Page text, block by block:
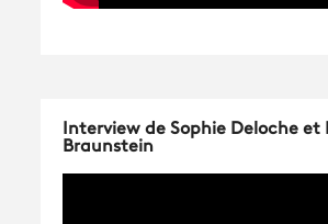
Interview de Sophie Deloche et
Braunstein